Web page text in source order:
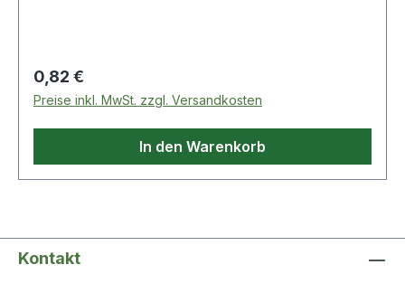
Regulärer Preis:
0,82 €
Preise inkl. MwSt. zzgl. Versandkosten
In den Warenkorb
Kontakt